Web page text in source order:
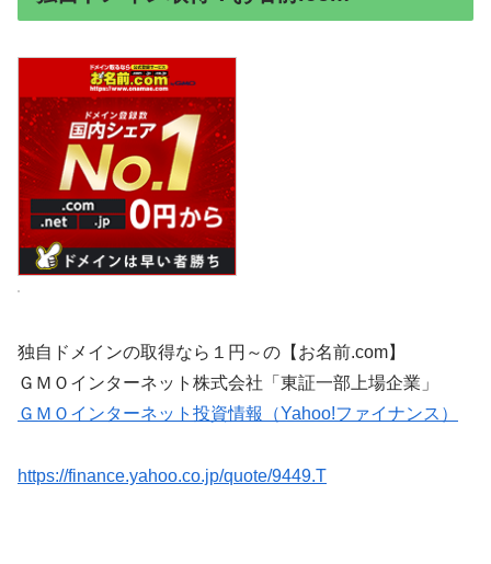
独自ドメインの取得なら１円～の【お名前.com】
ＧＭＯインターネット株式会社「東証一部上場企業」
ＧＭＯインターネット投資情報（Yahoo!ファイナンス）
https://finance.yahoo.co.jp/quote/9449.T